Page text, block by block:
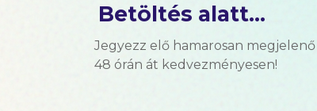
Betöltés alatt...
Jegyezz elő hamarosan
48 órán át kedvezményesen!